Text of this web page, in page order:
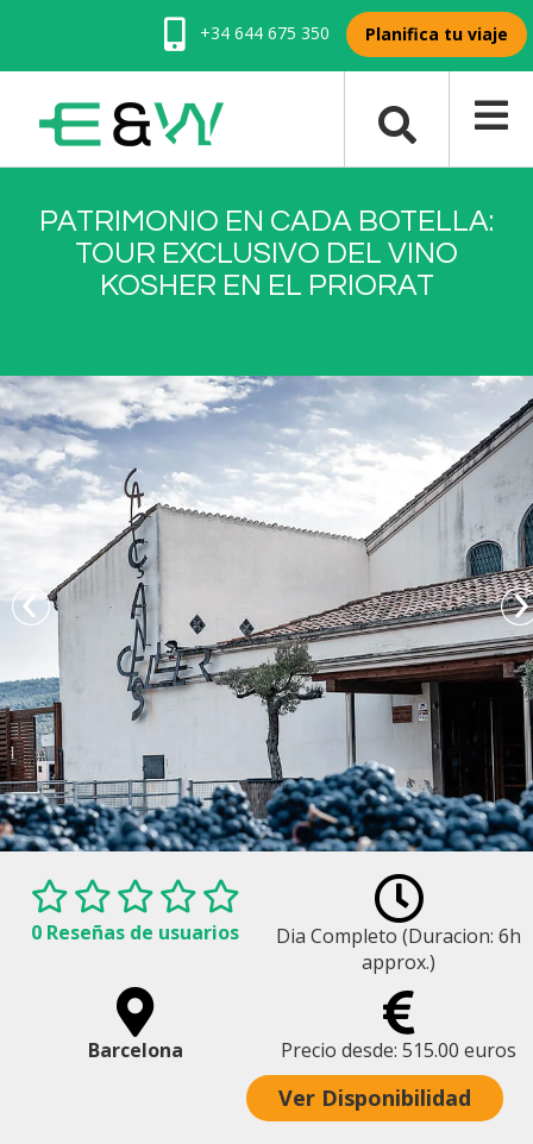
+34 644 675 350 Planifica tu viaje
PATRIMONIO EN CADA BOTELLA:
TOUR EXCLUSIVO DEL VINO
KOSHER EN EL PRIORAT
Bodega Kosher Celler de Capçanes
0 Reseñas de usuarios
Dia Completo (Duracion: 6h
approx.)
Barcelona Precio desde: 515.00 euros
Ver Disponibilidad